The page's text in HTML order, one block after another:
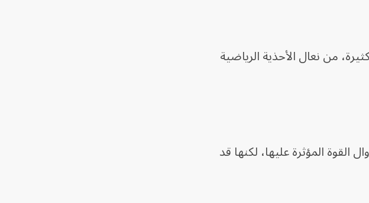
من نعال الأحذية الرياضية
القوة المؤثرة عليها، لكنها قد